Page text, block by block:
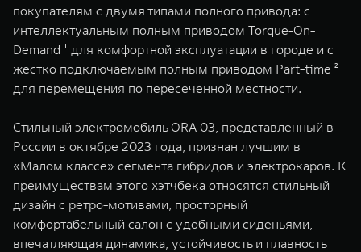
покупателям c двумя типами полного привода: с
интеллектуальным полным приводом Torque-On-
Demand ¹ для комфортной эксплуатации в городе и c
жестко подключаемым полным приводом Part-time ²
для перемещения по пересеченной местности.
Стильный электромобиль ORA 03, представленный в
России в октябре 2023 года, признан лучшим в
«Малом классе» сегмента гибридов и электрокаров. К
преимуществам этого хэтчбека относятся стильный
дизайн с ретро-мотивами, просторный
комфортабельный салон с удобными сиденьями,
впечатляющая динамика, устойчивость и плавность